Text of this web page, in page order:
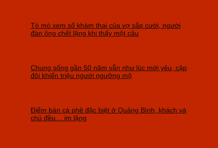
Tò mò xem sổ khám thai của vợ sắp cưới, người
đàn ông chết lặng khi thấy một câu
Chung sống gần 50 năm vẫn như lúc mới yêu, cặp
đôi khiến triệu người ngưỡng mộ
Điểm bán cà phê đặc biệt ở Quảng Bình, khách và
chủ đều… im lặng